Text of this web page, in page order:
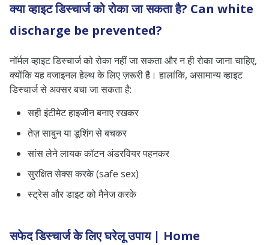
क्या व्हाइट डिस्चार्ज को रोका जा सकता है? Can white
discharge be prevented?
नॉर्मल व्हाइट डिस्चार्ज को रोका नहीं जा सकता और न ही रोका जाना चाहिए,
क्योंकि यह वजाइनल हेल्थ के लिए ज़रूरी है। हालांकि, असामान्य व्हाइट
डिस्चार्ज से अक्सर बचा जा सकता है:
सही इंटीमेट हाइजीन बनाए रखकर
तेज़ साबुन या डूशिंग से बचकर
सांस लेने लायक कॉटन अंडरवियर पहनकर
सुरक्षित सेक्स करके (safe sex)
स्ट्रेस और डाइट को मैनेज करके
सफेद डिस्चार्ज के लिए घरेलू उपाय | Home